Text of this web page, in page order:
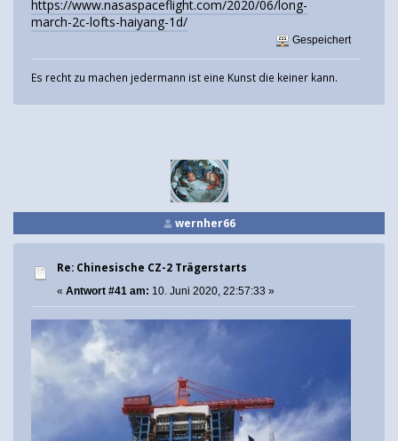
https://www.nasaspaceflight.com/2020/06/long-
march-2c-lofts-haiyang-1d/
Gespeichert
Es recht zu machen jedermann ist eine Kunst die keiner kann.
wernher66
Re: Chinesische CZ-2 Trägerstarts
« Antwort #41 am: 10. Juni 2020, 22:57:33 »